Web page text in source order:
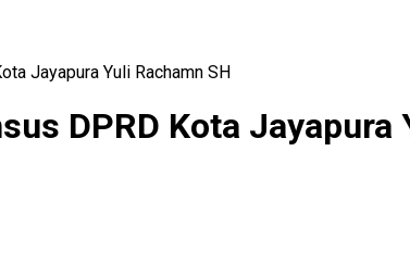
Jayapura Yuli Rachamn SH
DPRD Kota Jayapura